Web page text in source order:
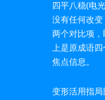
四平八稳(电
没有任何改
两个对比项
上是原成语
焦点信息。
变形活用指